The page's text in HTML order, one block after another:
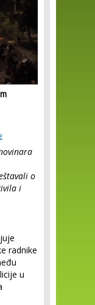
o
i
radnike
u